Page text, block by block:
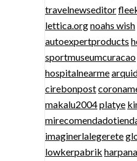
travelnewseditor
lettica.orgnoahs wish
autoexpertproducts
sportmuseumcuracao
hospitalnearme
cirebonpost
makalu2004platye
imaginerlalegerete
lowkerpabrik